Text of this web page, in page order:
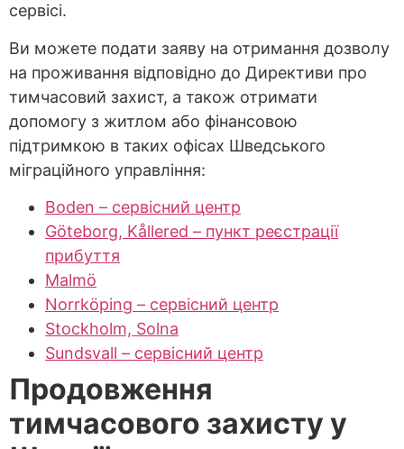
сервісі.
Ви можете подати заяву на отримання дозволу
на проживання відповідно до Директиви про
тимчасовий захист, а також отримати
допомогу з житлом або фінансовою
підтримкою в таких офісах Шведського
міграційного управління:
Boden – сервісний центр
Göteborg, Kållered – пункт реєстрації
прибуття
Malmö
Norrköping – сервісний центр
Stockholm, Solna
Sundsvall – сервісний центр
Продовження
тимчасового захисту у